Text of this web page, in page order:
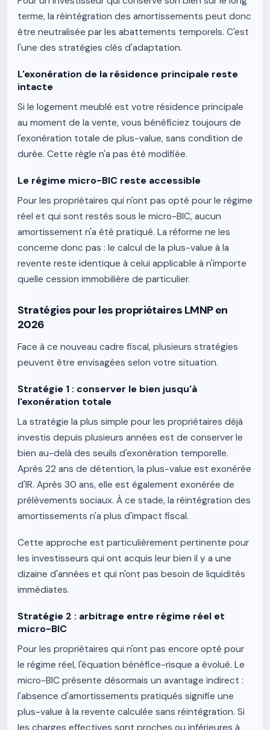
terme, la réintégration des amortissements peut donc
être neutralisée par les abattements temporels. C'est
l'une des stratégies clés d'adaptation.
L'exonération de la résidence principale reste
intacte
Si le logement meublé est votre résidence principale
au moment de la vente, vous bénéficiez toujours de
l'exonération totale de plus-value, sans condition de
durée. Cette règle n'a pas été modifiée.
Le régime micro-BIC reste accessible
Pour les propriétaires qui n'ont pas opté pour le régime
réel et qui sont restés sous le micro-BIC, aucun
amortissement n'a été pratiqué. La réforme ne les
concerne donc pas : le calcul de la plus-value à la
revente reste identique à celui applicable à n'importe
quelle cession immobilière de particulier.
Stratégies pour les propriétaires LMNP en
2026
Face à ce nouveau cadre fiscal, plusieurs stratégies
peuvent être envisagées selon votre situation.
Stratégie 1 : conserver le bien jusqu'à
l'exonération totale
La stratégie la plus simple pour les propriétaires déjà
investis depuis plusieurs années est de conserver le
bien au-delà des seuils d'exonération temporelle.
Après 22 ans de détention, la plus-value est exonérée
d'IR. Après 30 ans, elle est également exonérée de
prélèvements sociaux. À ce stade, la réintégration des
amortissements n'a plus d'impact fiscal.
Cette approche est particulièrement pertinente pour
les investisseurs qui ont acquis leur bien il y a une
dizaine d'années et qui n'ont pas besoin de liquidités
immédiates.
Stratégie 2 : arbitrage entre régime réel et
micro-BIC
Pour les propriétaires qui n'ont pas encore opté pour
le régime réel, l'équation bénéfice-risque a évolué. Le
micro-BIC présente désormais un avantage indirect :
l'absence d'amortissements pratiqués signifie une
plus-value à la revente calculée sans réintégration. Si
les charges effectives sont proches ou inférieures à